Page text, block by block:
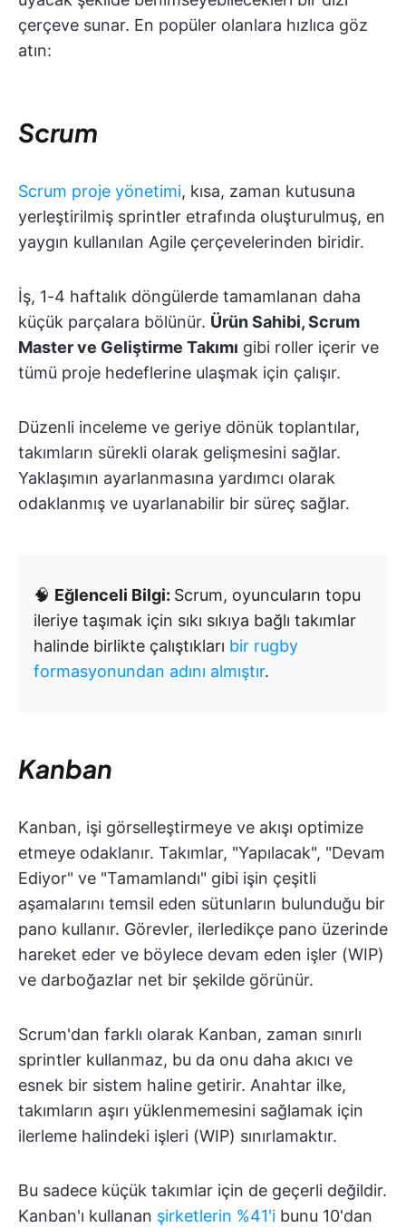
çerçeve sunar. En popüler olanlara hızlıca göz
atın:
Scrum
Scrum proje yönetimi, kısa, zaman kutusuna
yerleştirilmiş sprintler etrafında oluşturulmuş, en
yaygın kullanılan Agile çerçevelerinden biridir.
İş, 1-4 haftalık döngülerde tamamlanan daha
küçük parçalara bölünür. Ürün Sahibi, Scrum
Master ve Geliştirme Takımı gibi roller içerir ve
tümü proje hedeflerine ulaşmak için çalışır.
Düzenli inceleme ve geriye dönük toplantılar,
takımların sürekli olarak gelişmesini sağlar.
Yaklaşımın ayarlanmasına yardımcı olarak
odaklanmış ve uyarlanabilir bir süreç sağlar.
🧠 Eğlenceli Bilgi: Scrum, oyuncuların topu
ileriye taşımak için sıkı sıkıya bağlı takımlar
halinde birlikte çalıştıkları bir rugby
formasyonundan adını almıştır.
Kanban
Kanban, işi görselleştirmeye ve akışı optimize
etmeye odaklanır. Takımlar, "Yapılacak", "Devam
Ediyor" ve "Tamamlandı" gibi işin çeşitli
aşamalarını temsil eden sütunların bulunduğu bir
pano kullanır. Görevler, ilerledikçe pano üzerinde
hareket eder ve böylece devam eden işler (WIP)
ve darboğazlar net bir şekilde görünür.
Scrum'dan farklı olarak Kanban, zaman sınırlı
sprintler kullanmaz, bu da onu daha akıcı ve
esnek bir sistem haline getirir. Anahtar ilke,
takımların aşırı yüklenmemesini sağlamak için
ilerleme halindeki işleri (WIP) sınırlamaktır.
Bu sadece küçük takımlar için de geçerli değildir.
Kanban'ı kullanan şirketlerin %41'i bunu 10'dan